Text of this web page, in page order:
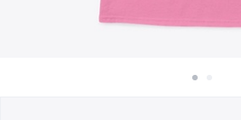
Premium V-Neck Tee